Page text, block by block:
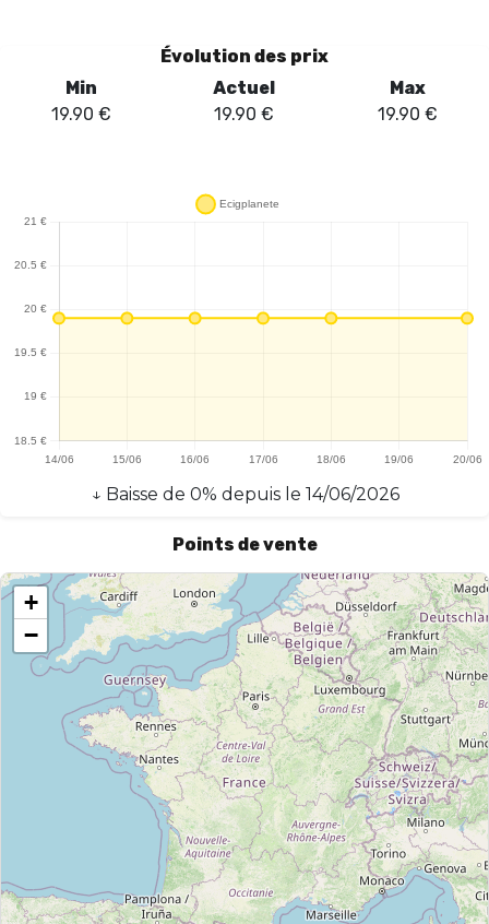
Évolution des prix
Min
19.90 €
Actuel
19.90 €
Max
19.90 €
↓ Baisse de 0% depuis le 14/06/2026
Points de vente
+
−